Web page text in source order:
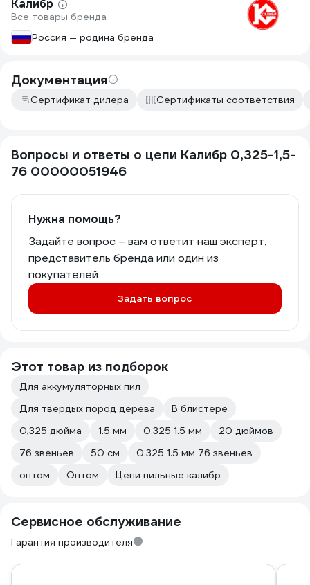
Калибр
Все товары бренда
Россия — родина бренда
Документация
Сертификат дилера Сертификаты соответствия
Вопросы и ответы о цепи Калибр 0,325-1,5-
76 00000051946
Нужна помощь?
Задайте вопрос – вам ответит наш эксперт,
представитель бренда или один из
покупателей
Задать вопрос
Этот товар из подборок
Для аккумуляторных пил
Для твердых пород дерева
В блистере
0,325 дюйма
1.5 мм 0.325 1.5 мм
20 дюймов
76 звеньев
50 см
0.325 1.5 мм 76 звеньев
оптом
Оптом Цепи пильные калибр
Сервисное обслуживание
Гарантия производителя